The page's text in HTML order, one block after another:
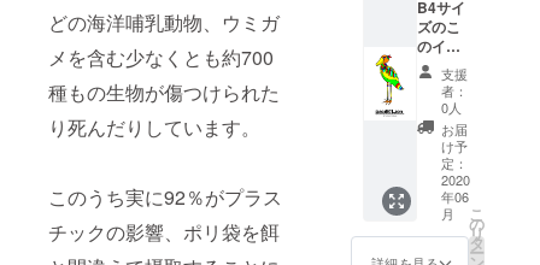
どの海洋哺乳動物、ウミガ
メを含む少なくとも約700
種もの生物が傷つけられた
り死んだりしています。
このうち実に92％がプラス
チックの影響、ポリ袋を餌
B4サイ
ズのこ
のイラ
ストを
デジタ
ルプリ
ント
（ポス
ター）
したも
の（額
付き）
100枚限
定
支援
者：
0人
お届
け予
定：
2020
年06
月
こ
の
リ
タ
ー